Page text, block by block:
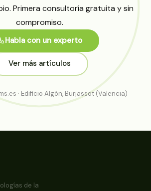
Primera consultoría gratuita y sin
compromiso.
Habla con un experto
Ver más artículos
· Edificio Algón, Burjassot (Valencia)
de la